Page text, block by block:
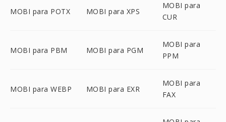
MOBI para POTX MOBI para XPS
MOBI para
CUR
MOBI para PBM MOBI para PGM
MOBI para
PPM
MOBI para WEBP MOBI para EXR
MOBI para
FAX